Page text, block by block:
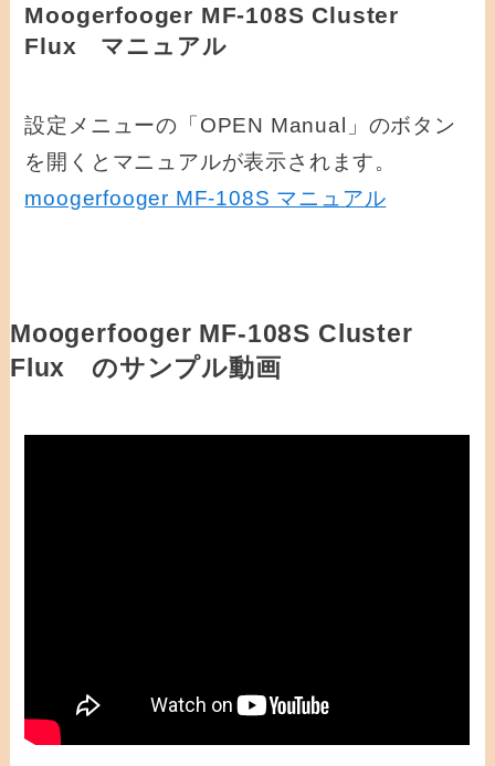
Moogerfooger MF-108S Cluster
Flux マニュアル
設定メニューの「OPEN Manual」のボタン
を開くとマニュアルが表示されます。
moogerfooger MF-108S マニュアル
Moogerfooger MF-108S Cluster
Flux のサンプル動画